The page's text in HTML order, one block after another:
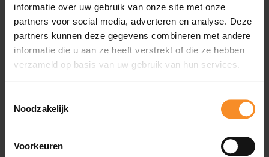
informatie over uw gebruik van onze site met onze
partners voor social media, adverteren en analyse. Deze
partners kunnen deze gegevens combineren met andere
informatie die u aan ze heeft verstrekt of die ze hebben
verzameld op basis van uw gebruik van hun services.
Noodzakelijk
Voorkeuren
Demping |
Ondersteuning |
Deze schoen heeft geen extra ondersteuning en daarom
ideaal voor lopers met een neutraal looppatroon.